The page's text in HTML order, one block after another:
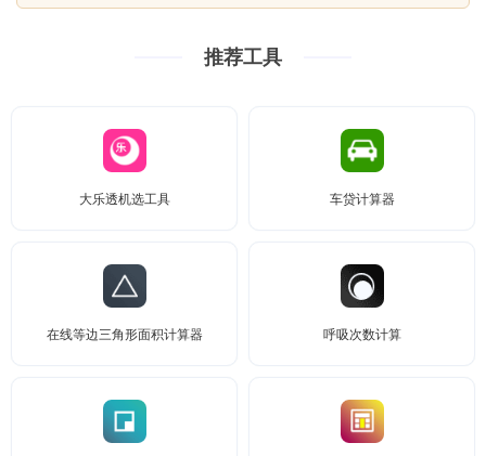
推荐工具
大乐透机选工具 车贷计算器
在线等边三角形面积计算器 呼吸次数计算